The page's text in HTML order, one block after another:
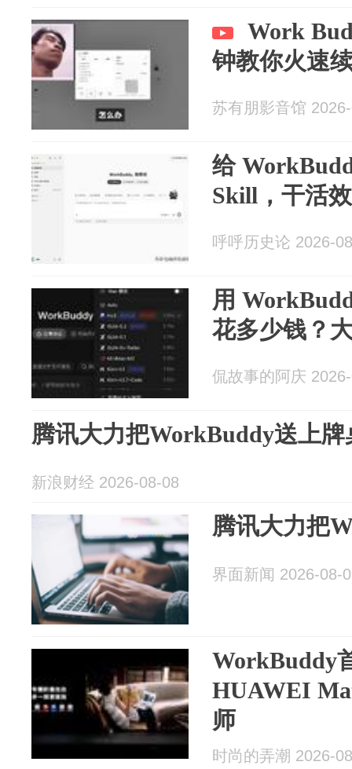
Work
钟教你火速
苏有朋影音馆
给
Skill，干活
呼呼历史论 2026-
用
花多少钱？
侃故事的阿庆
腾讯大力把WorkBuddy送上牌
新浪财经 2026-08-08
腾讯大力把
界面新闻 2026-08-
WorkBuddy
HUAWEI
师
时尚的弄潮 2026-